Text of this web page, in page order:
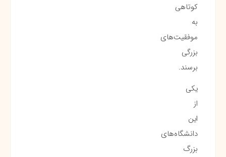
کوتاهی
به
موفقیت‌های
بزرگی
برسند.
یکی
از
این
دانشگاه‌های
بزرگ